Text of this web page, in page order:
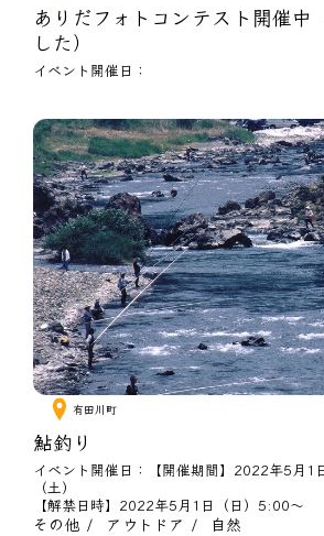
ありだフォトコンテスト開催中
した）
イベント開催日：
有田川町
鮎釣り
イベント開催日：【開催期間】2022年5月1
（土）
【解禁日時】2022年5月1日（日）5:00～
その他 アウトドア 自然